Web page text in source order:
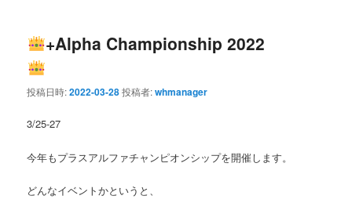
テ
ン
ツ
へ
移
ン
ツ
へ
移
動
+Alpha Championship 2022
投稿日時:2022-03-28投稿者:whmanager
3/25-27
今年もプラスアルファチャンピオンシップを開催します。
どんなイベントかというと、